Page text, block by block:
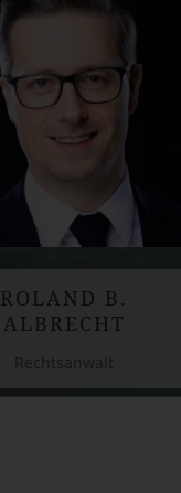
ROLAND B.
ALBRECHT
Rechtsanwalt